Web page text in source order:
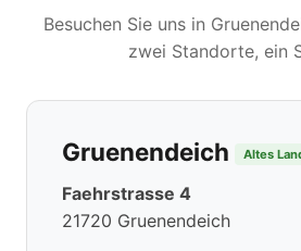
Besuchen Sie uns in
zwei Standorte, ein
Gruenendeich Altes
Faehrstrasse 4
21720 Gruenendeich